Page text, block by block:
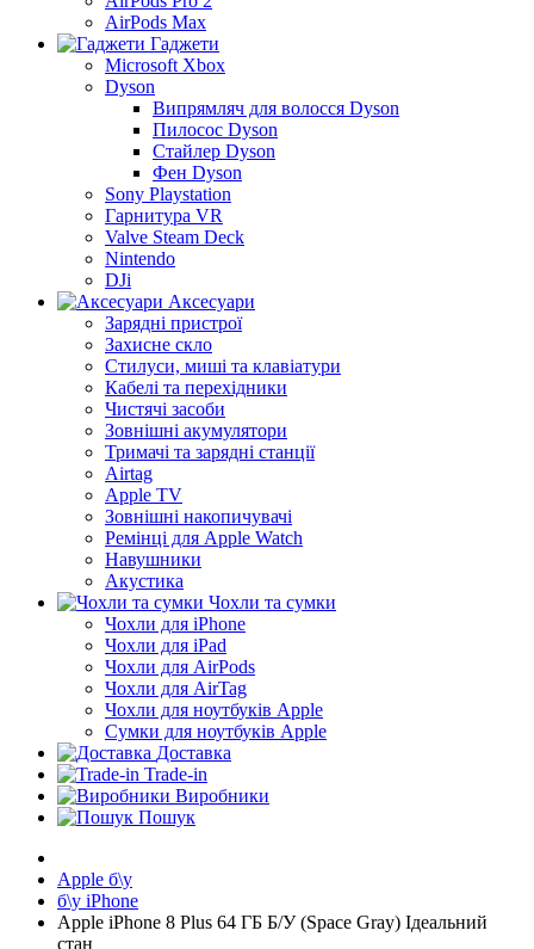
AirPods Max
Гаджети
Microsoft Xbox
Dyson
Випрямляч для волосся Dyson
Пилосос Dyson
Стайлер Dyson
Фен Dyson
Sony Playstation
Гарнитура VR
Valve Steam Deck
Nintendo
DJi
Аксесуари
Зарядні пристрої
Захисне скло
Стилуси, миші та клавіатури
Кабелі та перехідники
Чистячі засоби
Зовнішні акумулятори
Тримачі та зарядні станції
Airtag
Apple TV
Зовнішні накопичувачі
Ремінці для Apple Watch
Навушники
Акустика
Чохли та сумки
Чохли для iPhone
Чохли для iPad
Чохли для AirPods
Чохли для AirTag
Чохли для ноутбуків Apple
Сумки для ноутбуків Apple
Доставка
Trade-in
Виробники
Пошук
Apple б\у
б\у iPhone
Apple iPhone 8 Plus 64 ГБ Б/У (Space Gray) Ідеальний
стан